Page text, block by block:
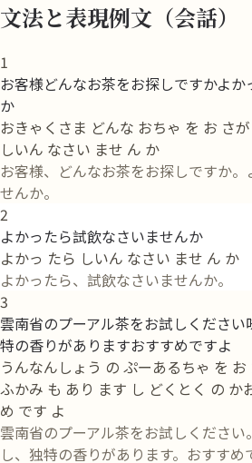
文法と表現例文（会話）
1
お客様どんなお茶をお探しですかよ
か
おきゃくさま どんな おちゃ を お さ
しいん なさい ませ ん か
お客様、どんなお茶をお探しですか
せんか。
2
よかったら試飲なさいませんか
よかっ たら しいん なさい ませ ん か
よかったら、試飲なさいませんか。
3
雲南省のプーアル茶をお試しくださ
特の香りがありますおすすめですよ
うんなんしょう の ぷーあるちゃ を
ふかみ も あり ます し どくとく の か
め です よ
雲南省のプーアル茶をお試しくださ
し、独特の香りがあります。おすすめ